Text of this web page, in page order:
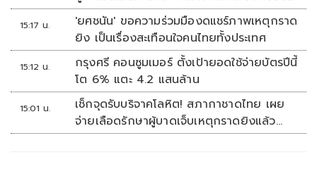
คุยหาทางออก
15:17 น.
'ยศชนัน' ขอความร่วมมืองดแชร์ภาพเหตุกราด
ยิง เป็นเรื่องสะเทือนใจคนไทยทั้งประเทศ
15:12 น.
กรุงศรี คอนซูมเมอร์ ตั้งเป้ายอดใช้จ่ายบัตรปีนี้
โต 6% แตะ 4.2 แสนล้าน
15:01 น.
เช็กจุดรับบริจาคโลหิต! สภากาชาดไทย เผย
จ่ายเลือดรักษาผู้บาดเจ็บเหตุกราดยิงแล้ว
148 ยูนิต